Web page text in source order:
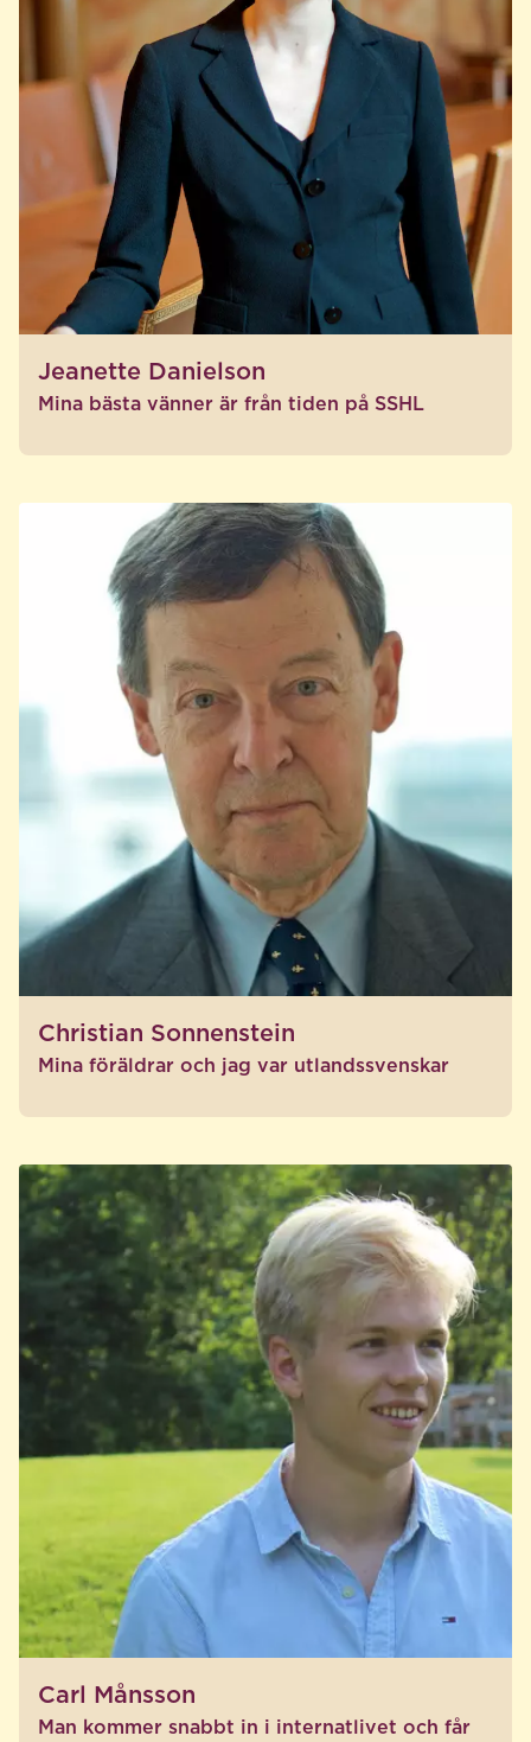
Jeanette Danielson
Mina bästa vänner är från tiden på SSHL
Christian Sonnenstein
Mina föräldrar och jag var utlandssvenskar
Carl Månsson
Man kommer snabbt in i internatlivet och får